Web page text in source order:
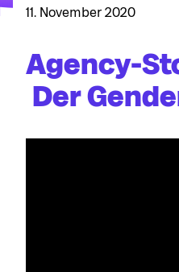
11. November 2020
Agency-
Der